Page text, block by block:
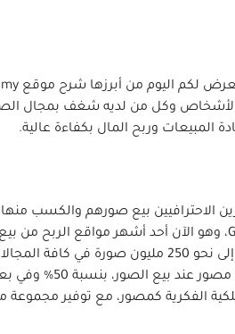
وكل من لديه شغف بمجال الصور
المبيعات وربح المال بكفاءة عالية.
50% وفي بعض الأحيان 60%.
الفكرية كمصور، مع توفير مجموعة